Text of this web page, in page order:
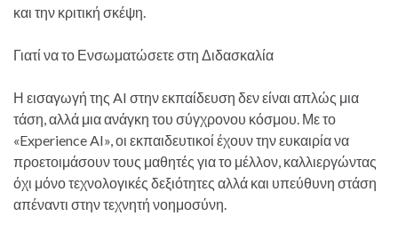
και την κριτική σκέψη.
Γιατί να το Ενσωματώσετε στη Διδασκαλία
Η εισαγωγή της AI στην εκπαίδευση δεν είναι απλώς μια
τάση, αλλά μια ανάγκη του σύγχρονου κόσμου. Με το
«Experience AI», οι εκπαιδευτικοί έχουν την ευκαιρία να
προετοιμάσουν τους μαθητές για το μέλλον, καλλιεργώντας
όχι μόνο τεχνολογικές δεξιότητες αλλά και υπεύθυνη στάση
απέναντι στην τεχνητή νοημοσύνη.